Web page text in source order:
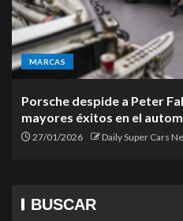
MARCAS
Porsche despide a Peter
mayores éxitos en el
27/01/2026 Daily Super Cars
BUSCAR